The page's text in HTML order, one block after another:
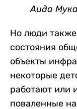
Аида
Но люди
состояния
объекты
некоторые
работают или
поваленные